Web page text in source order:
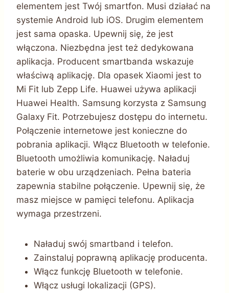
elementem jest Twój smartfon. Musi działać na
systemie Android lub iOS. Drugim elementem
jest sama opaska. Upewnij się, że jest
włączona. Niezbędna jest też dedykowana
aplikacja. Producent smartbanda wskazuje
właściwą aplikację. Dla opasek Xiaomi jest to
Mi Fit lub Zepp Life. Huawei używa aplikacji
Huawei Health. Samsung korzysta z Samsung
Galaxy Fit. Potrzebujesz dostępu do internetu.
Połączenie internetowe jest konieczne do
pobrania aplikacji. Włącz Bluetooth w telefonie.
Bluetooth umożliwia komunikację. Naładuj
baterie w obu urządzeniach. Pełna bateria
zapewnia stabilne połączenie. Upewnij się, że
masz miejsce w pamięci telefonu. Aplikacja
wymaga przestrzeni.
Naładuj swój smartband i telefon.
Zainstaluj poprawną aplikację producenta.
Włącz funkcję Bluetooth w telefonie.
Włącz usługi lokalizacji (GPS).